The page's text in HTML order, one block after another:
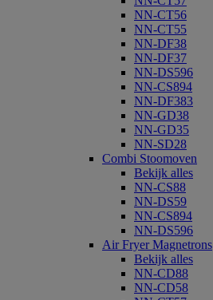
NN-CT56
NN-CT55
NN-DF38
NN-DF37
NN-DS596
NN-CS894
NN-DF383
NN-GD38
NN-GD35
NN-SD28
Combi Stoomoven
Bekijk alles
NN-CS88
NN-DS59
NN-CS894
NN-DS596
Air Fryer Magnetrons
Bekijk alles
NN-CD88
NN-CD58